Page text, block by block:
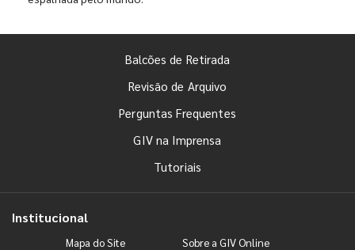
Balcões de Retirada
Revisão de Arquivo
Perguntas Frequentes
GIV na Imprensa
Tutoriais
Institucional
Mapa do Site Sobre a GIV Online